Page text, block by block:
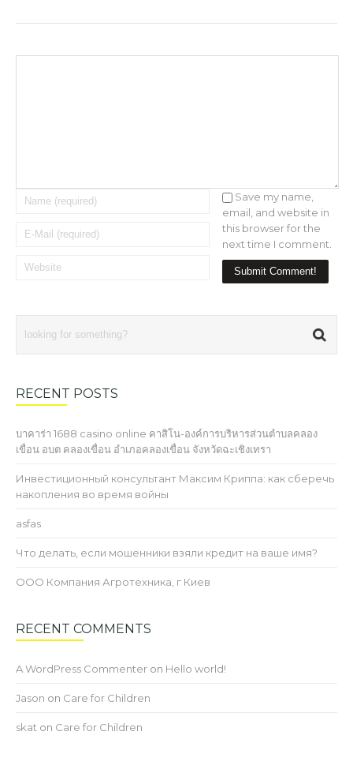
Save my name,
email, and website in
this browser for the
next time I comment.
RECENT POSTS
บาคาร่า 1688 casino online คาสิโน-องค์การบริหารส่วนตำบลคลอง
เขื่อน อบต คลองเขื่อน อำเภอคลองเขื่อน จังหวัดฉะเชิงเทรา
Инвестиционный консультант Максим Криппа: как сберечь
накопления во время войны
asfas
Что делать, если мошенники взяли кредит на ваше имя?
ООО Компания Агротехника, г Киев
RECENT COMMENTS
A WordPress Commenter on Hello world!
Jason on Care for Children
skat on Care for Children